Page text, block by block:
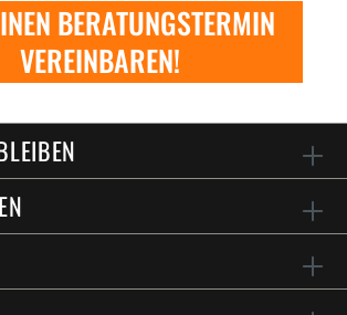
BERATUNGSTERMIN
VEREINBAREN!